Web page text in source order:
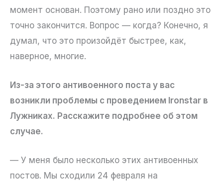
момент основан. Поэтому рано или поздно это
точно закончится. Вопрос — когда? Конечно, я
думал, что это произойдёт быстрее, как,
наверное, многие.
Из-за этого антивоенного поста у вас
возникли проблемы с проведением Ironstar в
Лужниках. Расскажите подробнее об этом
случае.
— У меня было несколько этих антивоенных
постов. Мы сходили 24 февраля на